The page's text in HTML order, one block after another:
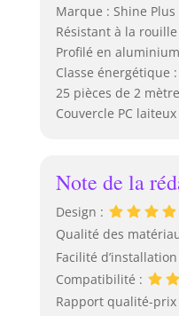
Marque : Shine Plus
Résistant à la rouille
Profilé en
Classe énergétique :
25 pièces de 2
Couvercle PC
Note de la
Design :
Qualité des
Facilité d’installation
Compatibilité :
Rapport qualité-prix